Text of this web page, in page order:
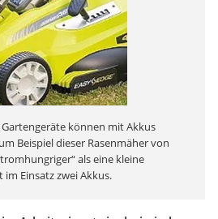
können mit Akkus
Beispiel dieser Rasenmäher von
als eine kleine
Einsatz zwei Akkus.